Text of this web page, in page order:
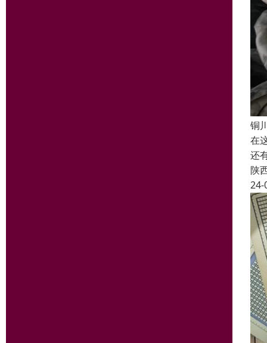
铜
在
还
陕
24-